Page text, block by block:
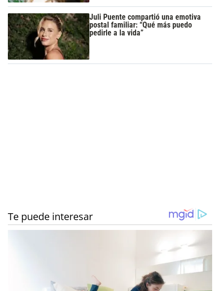
Juli Puente compartió una emotiva
postal familiar: “Qué más puedo
pedirle a la vida”